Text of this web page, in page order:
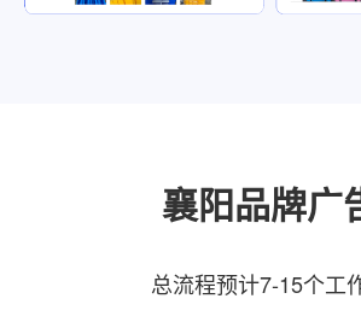
襄阳品牌广
总流程预计7-15个工